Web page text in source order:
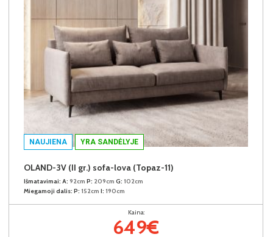
NAUJIENA YRA SANDĖLYJE
OLAND-3V (II gr.) sofa-lova (Topaz-11)
Išmatavimai: A: 92cm P: 209cm G: 102cm
Miegamoji dalis: P: 152cm I: 190cm
Kaina:
649€